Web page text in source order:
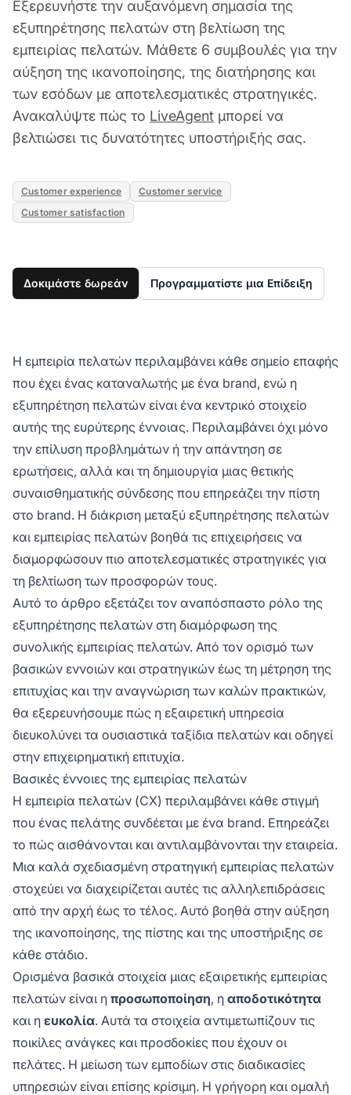
Εξερευνήστε την αυξανόμενη σημασία της
εξυπηρέτησης πελατών στη βελτίωση της
εμπειρίας πελατών. Μάθετε 6 συμβουλές για την
αύξηση της ικανοποίησης, της διατήρησης και
των εσόδων με αποτελεσματικές στρατηγικές.
Ανακαλύψτε πώς το LiveAgent μπορεί να
βελτιώσει τις δυνατότητες υποστήριξής σας.
Customer experience
Customer service
Customer satisfaction
Δοκιμάστε δωρεάν Προγραμματίστε μια Επίδειξη
Η εμπειρία πελατών περιλαμβάνει κάθε σημείο επαφής
που έχει ένας καταναλωτής με ένα brand, ενώ η
εξυπηρέτηση πελατών είναι ένα κεντρικό στοιχείο
αυτής της ευρύτερης έννοιας. Περιλαμβάνει όχι μόνο
την επίλυση προβλημάτων ή την απάντηση σε
ερωτήσεις, αλλά και τη δημιουργία μιας θετικής
συναισθηματικής σύνδεσης που επηρεάζει την πίστη
στο brand. Η διάκριση μεταξύ εξυπηρέτησης πελατών
και εμπειρίας πελατών βοηθά τις επιχειρήσεις να
διαμορφώσουν πιο αποτελεσματικές στρατηγικές για
τη βελτίωση των προσφορών τους.
Αυτό το άρθρο εξετάζει τον αναπόσπαστο ρόλο της
εξυπηρέτησης πελατών στη διαμόρφωση της
συνολικής εμπειρίας πελατών. Από τον ορισμό των
βασικών εννοιών και στρατηγικών έως τη μέτρηση της
επιτυχίας και την αναγνώριση των καλών πρακτικών,
θα εξερευνήσουμε πώς η εξαιρετική υπηρεσία
διευκολύνει τα ουσιαστικά ταξίδια πελατών και οδηγεί
στην επιχειρηματική επιτυχία.
Βασικές έννοιες της εμπειρίας πελατών
Η εμπειρία πελατών (CX) περιλαμβάνει κάθε στιγμή
που ένας πελάτης συνδέεται με ένα brand. Επηρεάζει
το πώς αισθάνονται και αντιλαμβάνονται την εταιρεία.
Μια καλά σχεδιασμένη στρατηγική εμπειρίας πελατών
στοχεύει να διαχειρίζεται αυτές τις αλληλεπιδράσεις
από την αρχή έως το τέλος. Αυτό βοηθά στην αύξηση
της ικανοποίησης, της πίστης και της υποστήριξης σε
κάθε στάδιο.
Ορισμένα βασικά στοιχεία μιας εξαιρετικής εμπειρίας
πελατών είναι η προσωποποίηση, η αποδοτικότητα
και η ευκολία. Αυτά τα στοιχεία αντιμετωπίζουν τις
ποικίλες ανάγκες και προσδοκίες που έχουν οι
πελάτες. Η μείωση των εμποδίων στις διαδικασίες
υπηρεσιών είναι επίσης κρίσιμη. Η γρήγορη και ομαλή